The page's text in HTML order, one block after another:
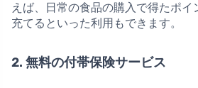
えば、日常の食品の購入で得たポ
充てるといった利用もできます。
2. 無料の付帯保険サービス